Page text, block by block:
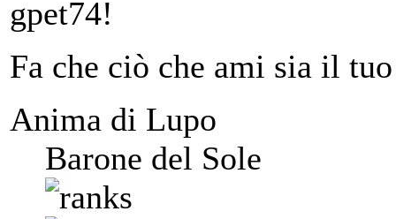
gpet74!
Fa che ciò che ami sia il
Anima di Lupo
Barone del Sole